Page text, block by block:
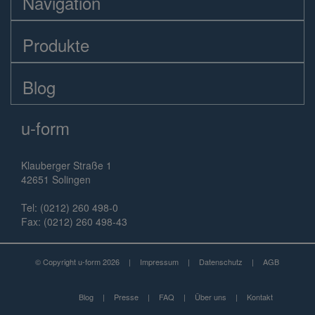
Produkte
Blog
u-form
Klauberger Straße 1
42651 Solingen
Tel: (0212) 260 498-0
Fax: (0212) 260 498-43
© Copyright u-form 2026 | Impressum | Datenschutz | AGB
Blog | Presse | FAQ | Über uns | Kontakt